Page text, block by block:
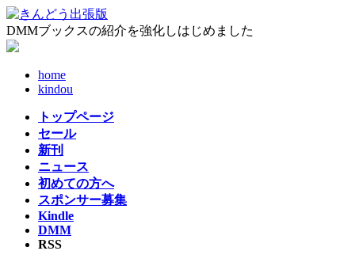
コ
ン
テ
ナ
ビ
ゲ
DMMブックスの紹介を強化しはじめました
home
kindou
トップページ
セール
新刊
ニュース
初めての方へ
スポンサー募集
Kindle
DMM
RSS